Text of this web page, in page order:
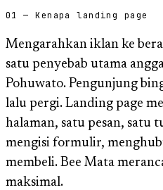
01 — Kenapa landing page
Mengarahkan iklan ke
satu penyebab utama
Pohuwato. Pengunjung
lalu pergi. Landing page
halaman, satu pesan, satu
mengisi formulir,
membeli. Bee Mata
maksimal.